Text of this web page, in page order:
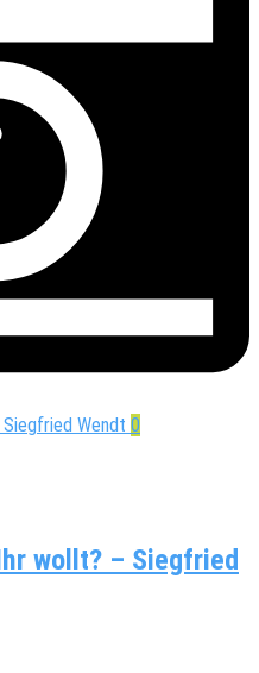
0
wollt? – Siegfried